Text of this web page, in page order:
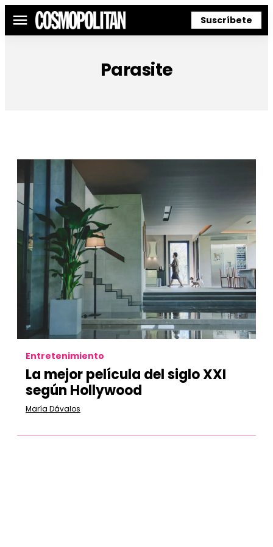
Menú Suscríbete
Parasite
Entretenimiento
La mejor película del siglo XXI
según Hollywood
María Dávalos